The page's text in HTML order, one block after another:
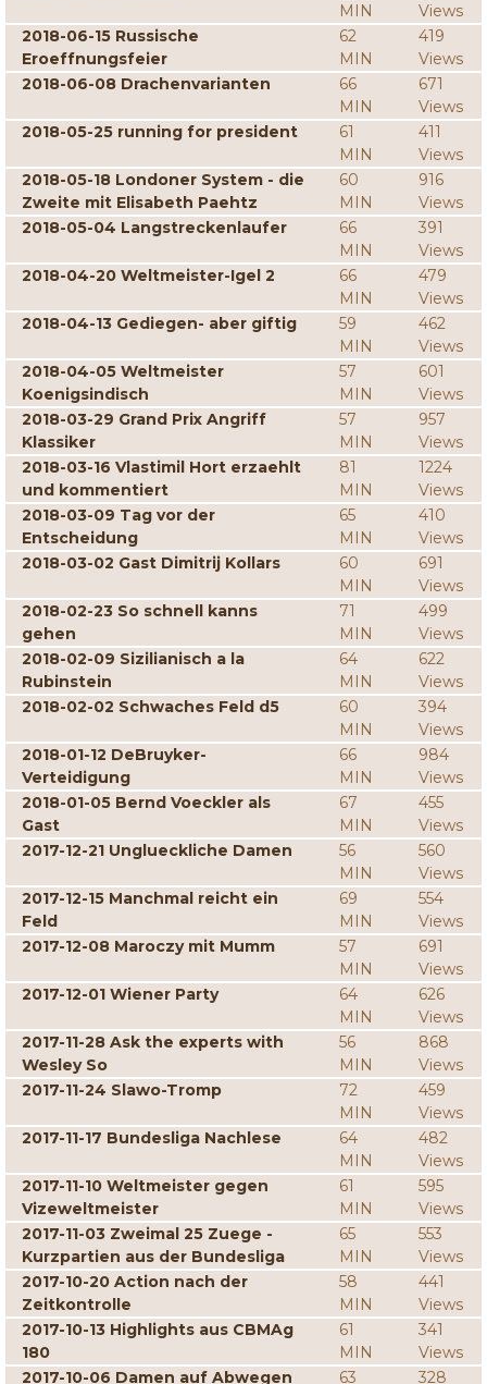
MIN
Views
2018-06-15 Russische
Eroeffnungsfeier
62
MIN
419
Views
2018-06-08 Drachenvarianten
66
MIN
671
Views
2018-05-25 running for president
61
MIN
411
Views
2018-05-18 Londoner System - die
Zweite mit Elisabeth Paehtz
60
MIN
916
Views
2018-05-04 Langstreckenlaufer
66
MIN
391
Views
2018-04-20 Weltmeister-Igel 2
66
MIN
479
Views
2018-04-13 Gediegen- aber giftig
59
MIN
462
Views
2018-04-05 Weltmeister
Koenigsindisch
57
MIN
601
Views
2018-03-29 Grand Prix Angriff
Klassiker
57
MIN
957
Views
2018-03-16 Vlastimil Hort erzaehlt
und kommentiert
81
MIN
1224
Views
2018-03-09 Tag vor der
Entscheidung
65
MIN
410
Views
2018-03-02 Gast Dimitrij Kollars
60
MIN
691
Views
2018-02-23 So schnell kanns
gehen
71
MIN
499
Views
2018-02-09 Sizilianisch a la
Rubinstein
64
MIN
622
Views
2018-02-02 Schwaches Feld d5
60
MIN
394
Views
2018-01-12 DeBruyker-
Verteidigung
66
MIN
984
Views
2018-01-05 Bernd Voeckler als
Gast
67
MIN
455
Views
2017-12-21 Unglueckliche Damen
56
MIN
560
Views
2017-12-15 Manchmal reicht ein
Feld
69
MIN
554
Views
2017-12-08 Maroczy mit Mumm
57
MIN
691
Views
2017-12-01 Wiener Party
64
MIN
626
Views
2017-11-28 Ask the experts with
Wesley So
56
MIN
868
Views
2017-11-24 Slawo-Tromp
72
MIN
459
Views
2017-11-17 Bundesliga Nachlese
64
MIN
482
Views
2017-11-10 Weltmeister gegen
Vizeweltmeister
61
MIN
595
Views
2017-11-03 Zweimal 25 Zuege -
Kurzpartien aus der Bundesliga
65
MIN
553
Views
2017-10-20 Action nach der
Zeitkontrolle
58
MIN
441
Views
2017-10-13 Highlights aus CBMAg
180
61
MIN
341
Views
2017-10-06 Damen auf Abwegen
63 328